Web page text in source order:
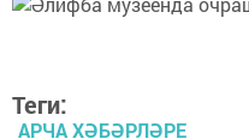
Теги:
АРЧА ХӘБӘРЛӘРЕ